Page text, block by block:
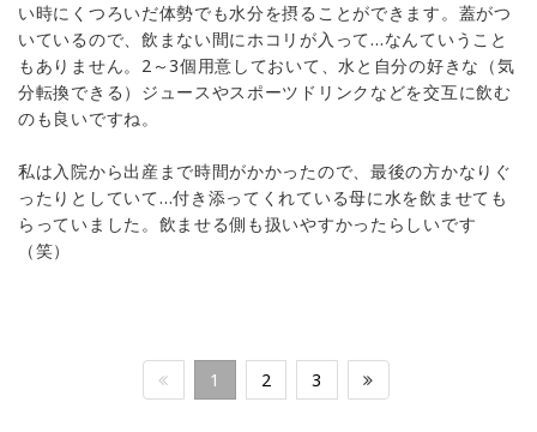
い時にくつろいだ体勢でも水分を摂ることができます。蓋がつ
いているので、飲まない間にホコリが入って…なんていうこと
もありません。2～3個用意しておいて、水と自分の好きな（気
分転換できる）ジュースやスポーツドリンクなどを交互に飲む
のも良いですね。
私は入院から出産まで時間がかかったので、最後の方かなりぐ
ったりとしていて…付き添ってくれている母に水を飲ませても
らっていました。飲ませる側も扱いやすかったらしいです
（笑）
1 2 3